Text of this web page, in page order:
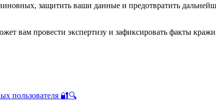
защитить ваши данные и предотвратить
вам провести экспертизу и зафиксировать факты
пользователя 🔐🔍